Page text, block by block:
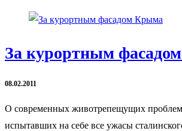
За курортным
08.02.2011
О современных животрепещущих
испытавших на себе все ужасы